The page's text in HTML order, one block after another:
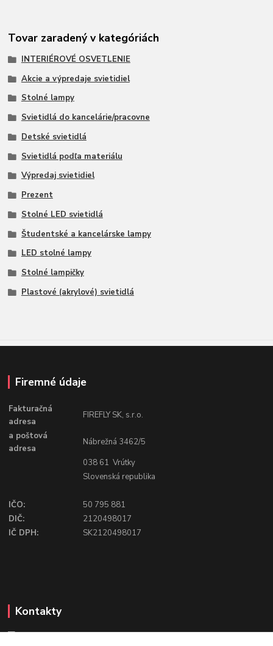
Tovar zaradený v kategóriách
INTERIÉROVÉ OSVETLENIE
Akcie a výpredaje svietidiel
Stolné lampy
Svietidlá do kancelárie/pracovne
Detské svietidlá
Svietidlá podľa materiálu
Výpredaj svietidiel
Prezent
Stolné LED svietidlá
Študentské a kancelárske lampy
LED stolné lampy
Stolné lampičky
Plastové (akrylové) svietidlá
Firemné údaje
Fakturačná
adresa
FIREFLY SK, s.r.o.
a poštová
adresa
Nábrežná 3462/5
038 61 Vrútky
Slovenská republika
IČO:
50 795 881
DIČ:
2120498017
IČ DPH:
SK2120498017
Kontakty